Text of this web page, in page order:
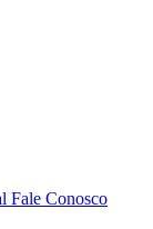
Fale Conosco